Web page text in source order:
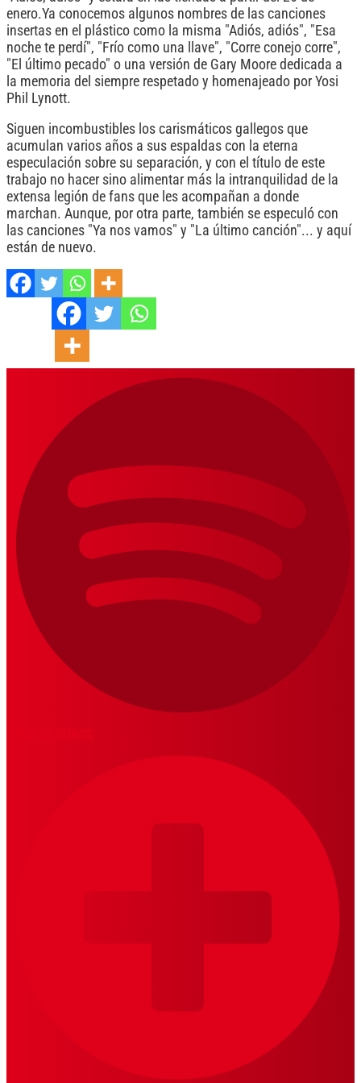
enero.Ya conocemos algunos nombres de las canciones
insertas en el plástico como la misma "Adiós, adiós", "Esa
noche te perdí", "Frío como una llave", "Corre conejo corre",
"El último pecado" o una versión de Gary Moore dedicada a
la memoria del siempre respetado y homenajeado por Yosi
Phil Lynott.
Siguen incombustibles los carismáticos gallegos que
acumulan varios años a sus espaldas con la eterna
especulación sobre su separación, y con el título de este
trabajo no hacer sino alimentar más la intranquilidad de la
extensa legión de fans que les acompañan a donde
marchan. Aunque, por otra parte, también se especuló con
las canciones "Ya nos vamos" y "La último canción"... y aquí
están de nuevo.